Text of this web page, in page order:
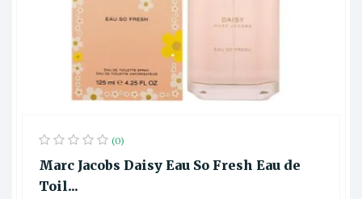
(0)
Marc Jacobs Daisy Eau So Fresh Eau de
Toil...